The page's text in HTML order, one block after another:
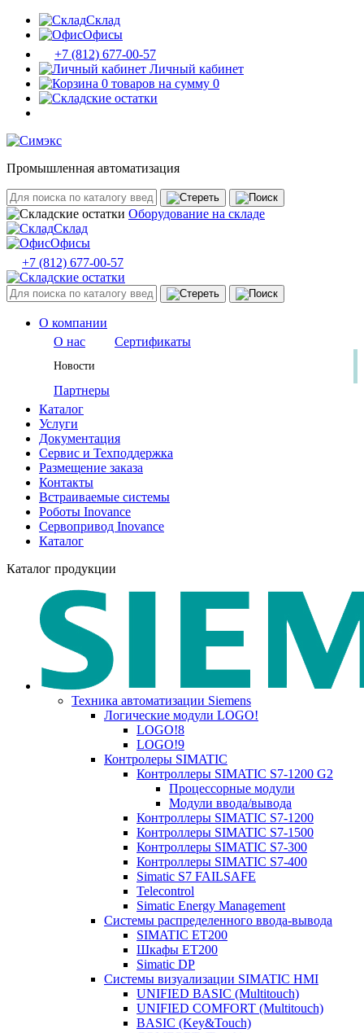
Склад
Офисы
+7 (812) 677-00-57
Личный кабинет
0 товаров на сумму 0
Промышленная автоматизация
Оборудование на складе
Склад
Офисы
+7 (812) 677-00-57
О компании
О нас
Сертификаты
Новости
Партнеры
Каталог
Услуги
Документация
Сервис и Техподдержка
Размещение заказа
Контакты
Встраиваемые системы
Роботы Inovance
Сервопривод Inovance
Каталог
Каталог продукции
Техника автоматизации Siemens
Логические модули LOGO!
LOGO!8
LOGO!9
Контролеры SIMATIC
Контроллеры SIMATIC S7-1200 G2
Процессорные модули
Модули ввода/вывода
Контроллеры SIMATIC S7-1200
Контроллеры SIMATIC S7-1500
Контроллеры SIMATIC S7-300
Контроллеры SIMATIC S7-400
Simatic S7 FAILSAFE
Telecontrol
Simatic Energy Management
Системы распределенного ввода-вывода
SIMATIC ET200
Шкафы ET200
Simatic DP
Системы визуализации SIMATIC HMI
UNIFIED BASIC (Multitouch)
UNIFIED COMFORT (Multitouch)
BASIC (Key&Touch)